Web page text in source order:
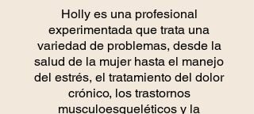
Holly es una profesional
experimentada que trata una
variedad de problemas, desde la
salud de la mujer hasta el manejo
del estrés, el tratamiento del dolor
crónico, los trastornos
musculoesqueléticos y la